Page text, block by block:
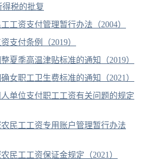
税的批复
工资支付管理暂行办法（2004）
支付条例（2019）
夏季高温津贴标准的通知（2019）
女职工卫生费标准的通知（2021）
单位支付职工工资有关问题的规定
民工工资专用账户管理暂行办法
民工工资保证金规定（2021）